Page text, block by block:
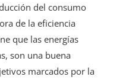
del consumo
de la eficiencia
que las energías
son una buena
marcados por la